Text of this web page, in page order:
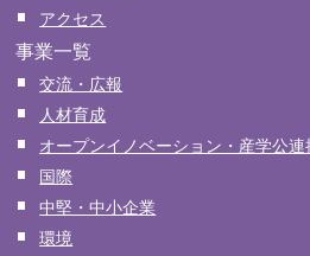
アクセス
事業一覧
交流・広報
人材育成
オープンイノベーション・産学公連
国際
中堅・中小企業
環境